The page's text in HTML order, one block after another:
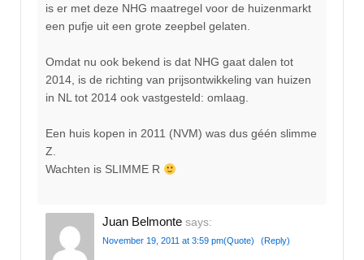
is er met deze NHG maatregel voor de huizenmarkt
een pufje uit een grote zeepbel gelaten.
Omdat nu ook bekend is dat NHG gaat dalen tot
2014, is de richting van prijsontwikkeling van huizen
in NL tot 2014 ook vastgesteld: omlaag.
Een huis kopen in 2011 (NVM) was dus géén slimme
Z.
Wachten is SLIMME R
Juan Belmonte says:
November 19, 2011 at 3:59 pm(Quote) (Reply)